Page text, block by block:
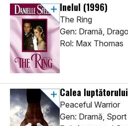
Inelul (1996)
The Ring
Gen: Dramă,
Rol: Max Thomas
Calea
Peaceful Warrior
Gen: Dramă, Sport